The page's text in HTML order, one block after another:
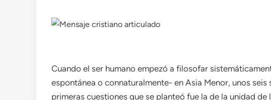
Cuando el ser humano empezó a filosofar
espontánea o connaturalmente- en Asia Menor, unos
primeras cuestiones que se planteó fue la de la unidad